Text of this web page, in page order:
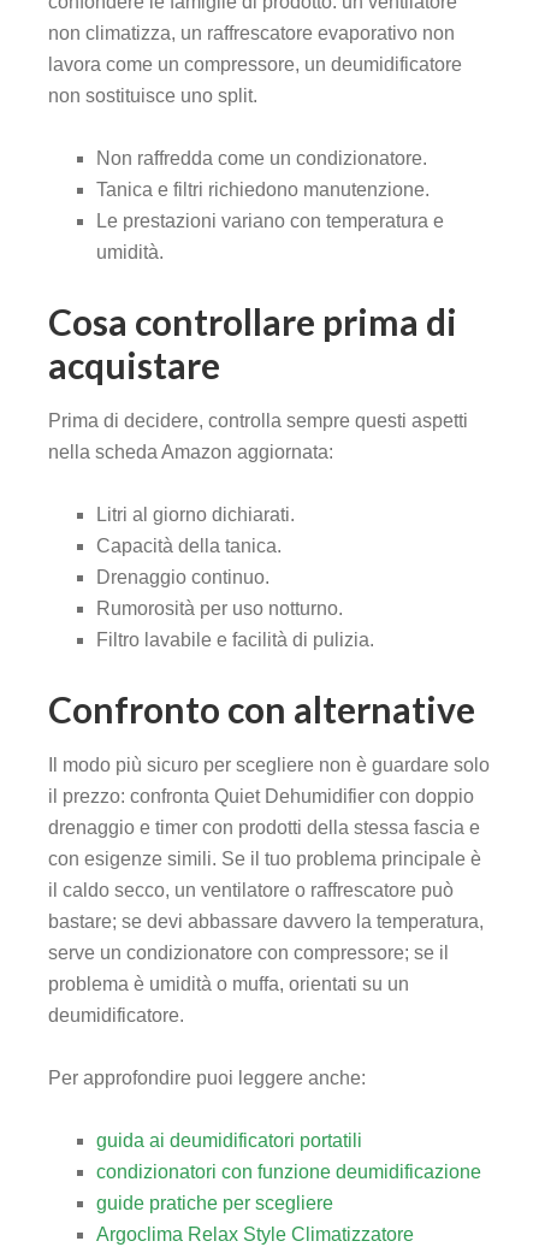
non climatizza, un raffrescatore evaporativo non
lavora come un compressore, un deumidificatore
non sostituisce uno split.
Non raffredda come un condizionatore.
Tanica e filtri richiedono manutenzione.
Le prestazioni variano con temperatura e
umidità.
Cosa controllare prima di
acquistare
Prima di decidere, controlla sempre questi aspetti
nella scheda Amazon aggiornata:
Litri al giorno dichiarati.
Capacità della tanica.
Drenaggio continuo.
Rumorosità per uso notturno.
Filtro lavabile e facilità di pulizia.
Confronto con alternative
Il modo più sicuro per scegliere non è guardare solo
il prezzo: confronta Quiet Dehumidifier con doppio
drenaggio e timer con prodotti della stessa fascia e
con esigenze simili. Se il tuo problema principale è
il caldo secco, un ventilatore o raffrescatore può
bastare; se devi abbassare davvero la temperatura,
serve un condizionatore con compressore; se il
problema è umidità o muffa, orientati su un
deumidificatore.
Per approfondire puoi leggere anche:
guida ai deumidificatori portatili
condizionatori con funzione deumidificazione
guide pratiche per scegliere
Argoclima Relax Style Climatizzatore